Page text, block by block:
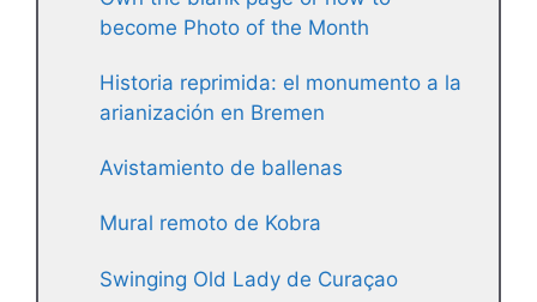
become Photo of the Month
Historia reprimida: el monumento a la
arianización en Bremen
Avistamiento de ballenas
Mural remoto de Kobra
Swinging Old Lady de Curaçao